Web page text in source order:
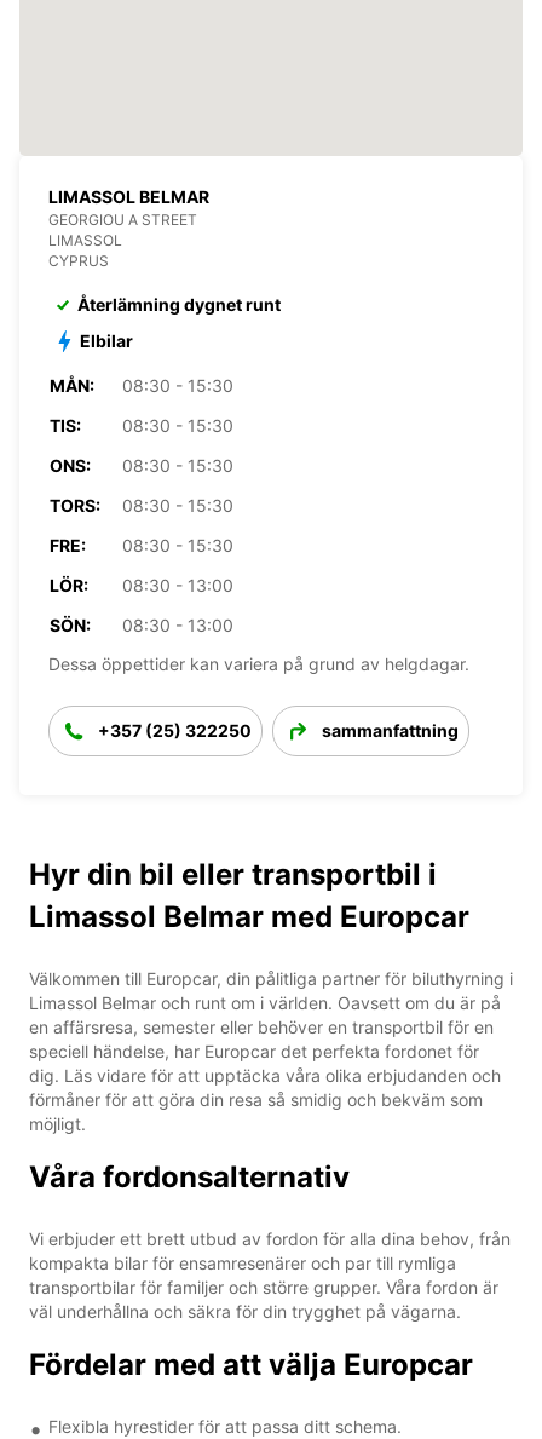
LIMASSOL BELMAR
GEORGIOU A STREET
LIMASSOL
CYPRUS
Återlämning dygnet runt
Elbilar
MÅN:
08:30 - 15:30
TIS:
08:30 - 15:30
ONS:
08:30 - 15:30
TORS:
08:30 - 15:30
FRE:
08:30 - 15:30
LÖR:
08:30 - 13:00
SÖN:
08:30 - 13:00
Dessa öppettider kan variera på grund av helgdagar.
+357 (25) 322250 sammanfattning
Hyr din bil eller transportbil i
Limassol Belmar med Europcar
Välkommen till Europcar, din pålitliga partner för biluthyrning i
Limassol Belmar och runt om i världen. Oavsett om du är på
en affärsresa, semester eller behöver en transportbil för en
speciell händelse, har Europcar det perfekta fordonet för
dig. Läs vidare för att upptäcka våra olika erbjudanden och
förmåner för att göra din resa så smidig och bekväm som
möjligt.
Våra fordonsalternativ
Vi erbjuder ett brett utbud av fordon för alla dina behov, från
kompakta bilar för ensamresenärer och par till rymliga
transportbilar för familjer och större grupper. Våra fordon är
väl underhållna och säkra för din trygghet på vägarna.
Fördelar med att välja Europcar
Flexibla hyrestider för att passa ditt schema.